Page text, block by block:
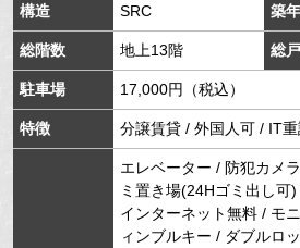
構造 SRC 築
総階数 地上13階 総
駐車場 17,000円（税込）
特徴 分譲賃貸 / 外国人可 / IT
エレベーター / 防犯カメ
ミ置き場(24Hゴミ出し可
インターネット無料 / モ
ィンブルキー / ダブルロ